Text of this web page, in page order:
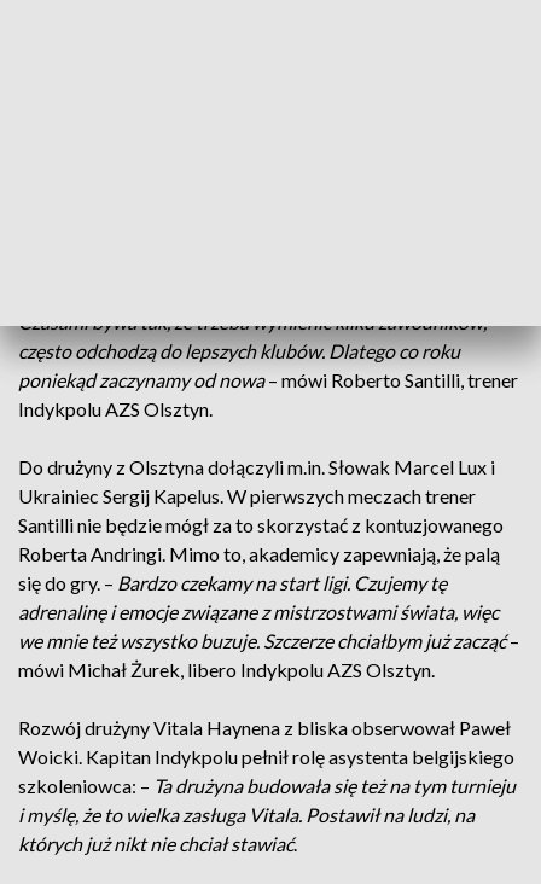
Czasami bywa tak, że trzeba wymienić kilku zawodników,
często odchodzą do lepszych klubów. Dlatego co roku
poniekąd zaczynamy od nowa– mówi Roberto Santilli, trener
Indykpolu AZS Olsztyn.
Do drużyny z Olsztyna dołączyli m.in. Słowak Marcel Lux i
Ukrainiec Sergij Kapelus. W pierwszych meczach trener
Santilli nie będzie mógł za to skorzystać z kontuzjowanego
Roberta Andringi. Mimo to, akademicy zapewniają, że palą
się do gry. – Bardzo czekamy na start ligi. Czujemy tę
adrenalinę i emocje związane z mistrzostwami świata, więc
we mnie też wszystko buzuje. Szczerze chciałbym już zacząć–
mówi Michał Żurek, libero Indykpolu AZS Olsztyn.
Rozwój drużyny Vitala Haynena z bliska obserwował Paweł
Woicki. Kapitan Indykpolu pełnił rolę asystenta belgijskiego
szkoleniowca: – Ta drużyna budowała się też na tym turnieju
i myślę, że to wielka zasługa Vitala. Postawił na ludzi, na
których już nikt nie chciał stawiać.